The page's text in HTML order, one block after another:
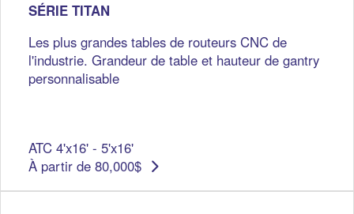
SÉRIE TITAN
Les plus grandes tables de routeurs CNC de
l'industrie. Grandeur de table et hauteur de gantry
personnalisable
ATC 4'x16' - 5'x16'
À partir de 80,000$